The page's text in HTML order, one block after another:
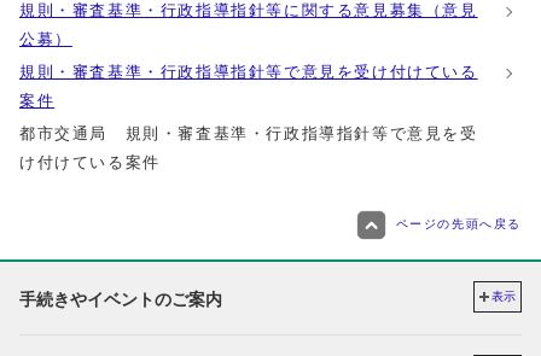
規則・審査基準・行政指導指針等に関する意見募集（意見
公募）
規則・審査基準・行政指導指針等で意見を受け付けている
案件
都市交通局 規則・審査基準・行政指導指針等で意見を受
け付けている案件
ページの先頭へ戻る
手続きやイベントのご案内 表示